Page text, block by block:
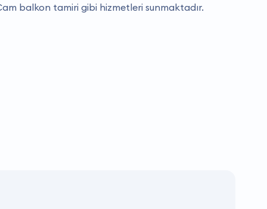
balkon tamiri gibi hizmetleri sunmaktadır.